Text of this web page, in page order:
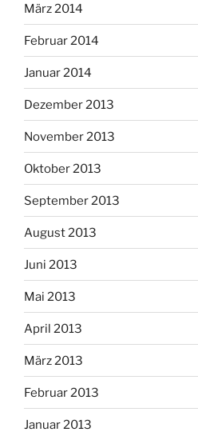
März 2014
Februar 2014
Januar 2014
Dezember 2013
November 2013
Oktober 2013
September 2013
August 2013
Juni 2013
Mai 2013
April 2013
März 2013
Februar 2013
Januar 2013